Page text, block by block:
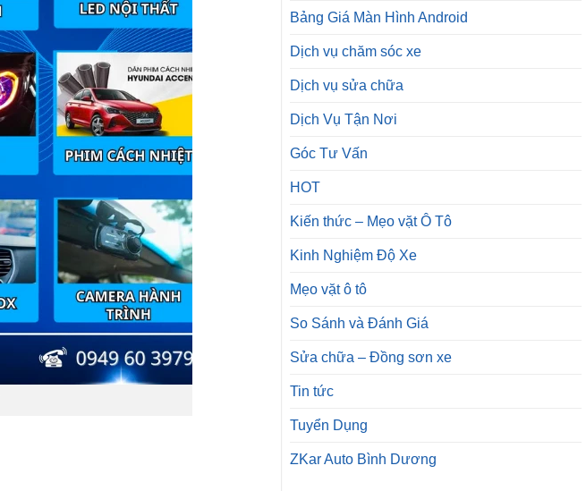
Bảng Giá Màn Hình Android
Dịch vụ chăm sóc xe
Dịch vụ sửa chữa
Dịch Vụ Tận Nơi
Góc Tư Vấn
HOT
Kiến thức – Mẹo vặt Ô Tô
Kinh Nghiệm Độ Xe
Mẹo vặt ô tô
So Sánh và Đánh Giá
Sửa chữa – Đồng sơn xe
Tin tức
Tuyển Dụng
ZKar Auto Bình Dương